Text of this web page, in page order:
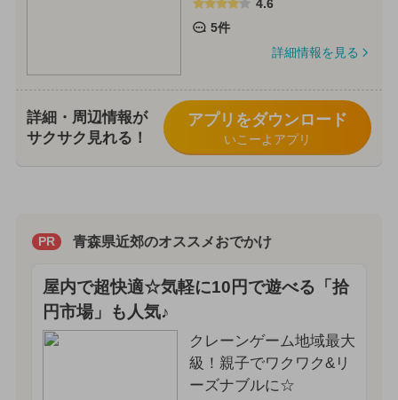
4.6
5件
詳細情報を見る
詳細・周辺情報が
サクサク見れる！
アプリをダウンロード
いこーよアプリ
PR 青森県近郊のオススメおでかけ
屋内で超快適☆気軽に10円で遊べる「拾
円市場」も人気♪
クレーンゲーム地域最大
級！親子でワクワク&リ
ーズナブルに☆